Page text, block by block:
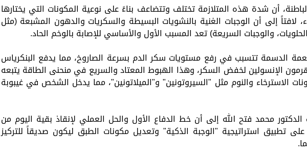
أن شدة هذه المتلازمة تختلف وتتضاعف بناءً على نوعية المكونات التي يختارها
إلى أن الوجبات الغنية بالنشويات البسيطة والسكريات والدهون المشبعة (مثل
والوجبات السريعة) تعد المسبب الأول والأساسي للإصابة بالوخم الحاد.
الدسمة تتسبب في رفع مستويات سكر الدم بسرعة الصاروخ، مما يدفع البنكرياس
الإنسولين لخفض السكر، وهذا الهبوط المعتاد والسريع في منحنى الطاقة يتبعه
الاسترخاء والنوم مثل "السيروتونين" و"الميلاتونين"، مما يدخل الشخص في غيبوبة
محمد فتح الله إلى أن خط الدفاع الأول والحل العملي لإنقاذ بقية اليوم من
تطبيق استراتيجية "الوجبة الذكية" وتعديل مكونات الطبق ليكون صديقاً للتركيز